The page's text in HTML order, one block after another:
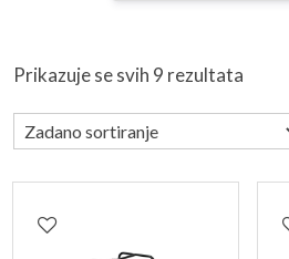
Prikazuje se svih 9 rezultata